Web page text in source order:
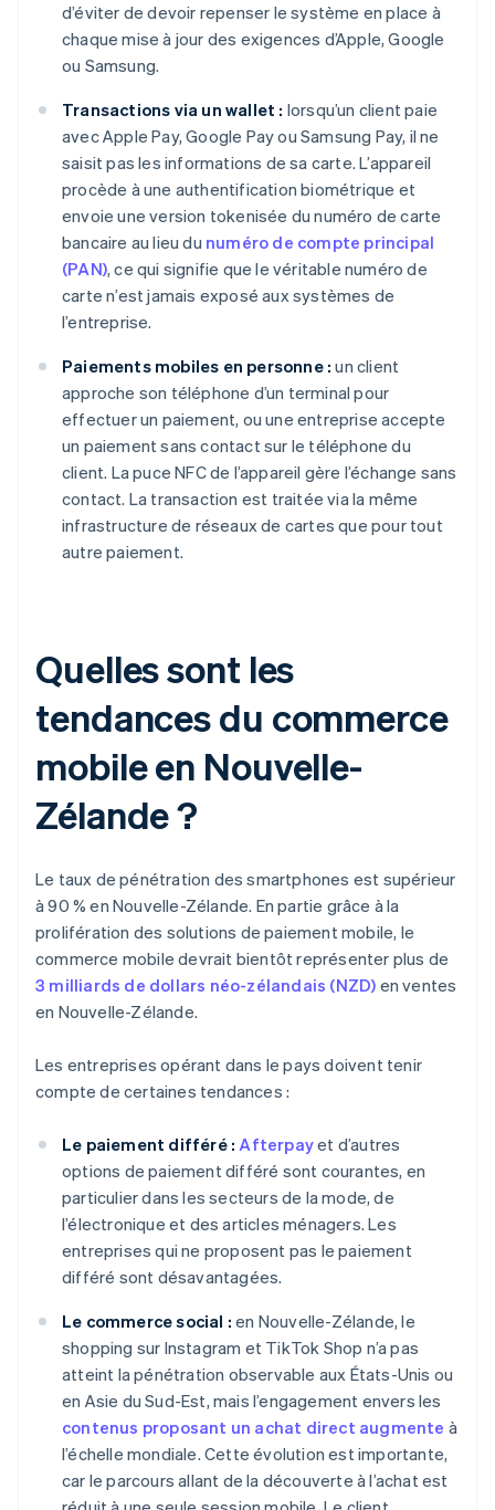
d’éviter de devoir repenser le système en place à
chaque mise à jour des exigences d’Apple, Google
ou Samsung.
Transactions via un wallet : lorsqu’un client paie
avec Apple Pay, Google Pay ou Samsung Pay, il ne
saisit pas les informations de sa carte. L’appareil
procède à une authentification biométrique et
envoie une version tokenisée du numéro de carte
bancaire au lieu du numéro de compte principal
(PAN), ce qui signifie que le véritable numéro de
carte n’est jamais exposé aux systèmes de
l’entreprise.
Paiements mobiles en personne : un client
approche son téléphone d’un terminal pour
effectuer un paiement, ou une entreprise accepte
un paiement sans contact sur le téléphone du
client. La puce NFC de l’appareil gère l’échange sans
contact. La transaction est traitée via la même
infrastructure de réseaux de cartes que pour tout
autre paiement.
Quelles sont les
tendances du commerce
mobile en Nouvelle-
Zélande ?
Le taux de pénétration des smartphones est supérieur
à 90 % en Nouvelle-Zélande. En partie grâce à la
prolifération des solutions de paiement mobile, le
commerce mobile devrait bientôt représenter plus de
3 milliards de dollars néo-zélandais (NZD) en ventes
en Nouvelle-Zélande.
Les entreprises opérant dans le pays doivent tenir
compte de certaines tendances :
Le paiement différé : Afterpayet d’autres
options de paiement différé sont courantes, en
particulier dans les secteurs de la mode, de
l’électronique et des articles ménagers. Les
entreprises qui ne proposent pas le paiement
différé sont désavantagées.
Le commerce social : en Nouvelle-Zélande, le
shopping sur Instagram et TikTok Shop n’a pas
atteint la pénétration observable aux États-Unis ou
en Asie du Sud-Est, mais l’engagement envers les
contenus proposant un achat direct augmente à
l’échelle mondiale. Cette évolution est importante,
car le parcours allant de la découverte à l’achat est